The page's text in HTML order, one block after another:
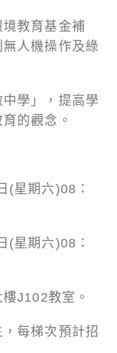
教育基金補
人機操作及綠
學」，提高學
的觀念。
(星期六)08：
(星期六)08：
J102教室。
每梯次預計招